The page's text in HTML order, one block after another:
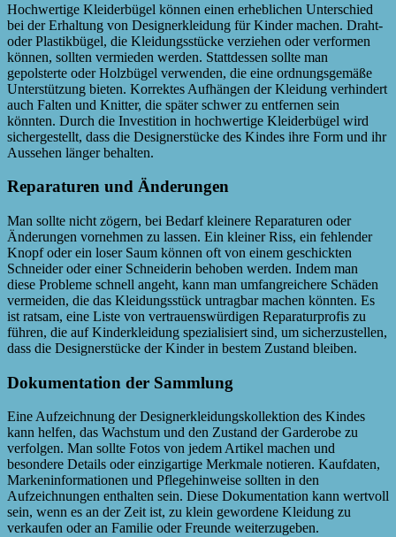
Hochwertige Kleiderbügel können einen erheblichen Unterschied
bei der Erhaltung von Designerkleidung für Kinder machen. Draht-
oder Plastikbügel, die Kleidungsstücke verziehen oder verformen
können, sollten vermieden werden. Stattdessen sollte man
gepolsterte oder Holzbügel verwenden, die eine ordnungsgemäße
Unterstützung bieten. Korrektes Aufhängen der Kleidung verhindert
auch Falten und Knitter, die später schwer zu entfernen sein
könnten. Durch die Investition in hochwertige Kleiderbügel wird
sichergestellt, dass die Designerstücke des Kindes ihre Form und ihr
Aussehen länger behalten.
Reparaturen und Änderungen
Man sollte nicht zögern, bei Bedarf kleinere Reparaturen oder
Änderungen vornehmen zu lassen. Ein kleiner Riss, ein fehlender
Knopf oder ein loser Saum können oft von einem geschickten
Schneider oder einer Schneiderin behoben werden. Indem man
diese Probleme schnell angeht, kann man umfangreichere Schäden
vermeiden, die das Kleidungsstück untragbar machen könnten. Es
ist ratsam, eine Liste von vertrauenswürdigen Reparaturprofis zu
führen, die auf Kinderkleidung spezialisiert sind, um sicherzustellen,
dass die Designerstücke der Kinder in bestem Zustand bleiben.
Dokumentation der Sammlung
Eine Aufzeichnung der Designerkleidungskollektion des Kindes
kann helfen, das Wachstum und den Zustand der Garderobe zu
verfolgen. Man sollte Fotos von jedem Artikel machen und
besondere Details oder einzigartige Merkmale notieren. Kaufdaten,
Markeninformationen und Pflegehinweise sollten in den
Aufzeichnungen enthalten sein. Diese Dokumentation kann wertvoll
sein, wenn es an der Zeit ist, zu klein gewordene Kleidung zu
verkaufen oder an Familie oder Freunde weiterzugeben.